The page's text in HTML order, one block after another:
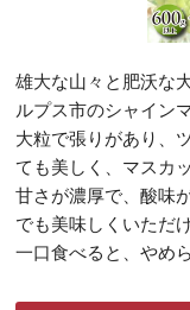
雄大な山々と肥沃な
ルプス市のシャイン
大粒で張りがあり、
ても美しく、マスカ
甘さが濃厚で、酸味
でも美味しくいただ
一口食べると、やめ